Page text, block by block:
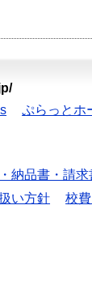
ぷらっとホ
納品書・請
い方針 校